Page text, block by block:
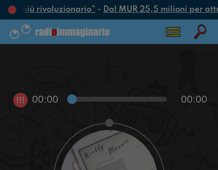
più rivoluzionario”- Dal MUR 25,5 milioni per
!!! 00:00 00:00